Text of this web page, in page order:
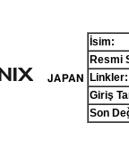
İsim:
Resmi
Linkler:
Giriş
Son